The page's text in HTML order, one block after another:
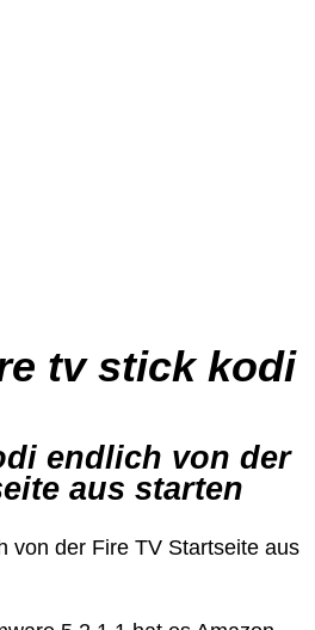
tv stick kodi
endlich von der
aus starten
von der Fire TV Startseite aus